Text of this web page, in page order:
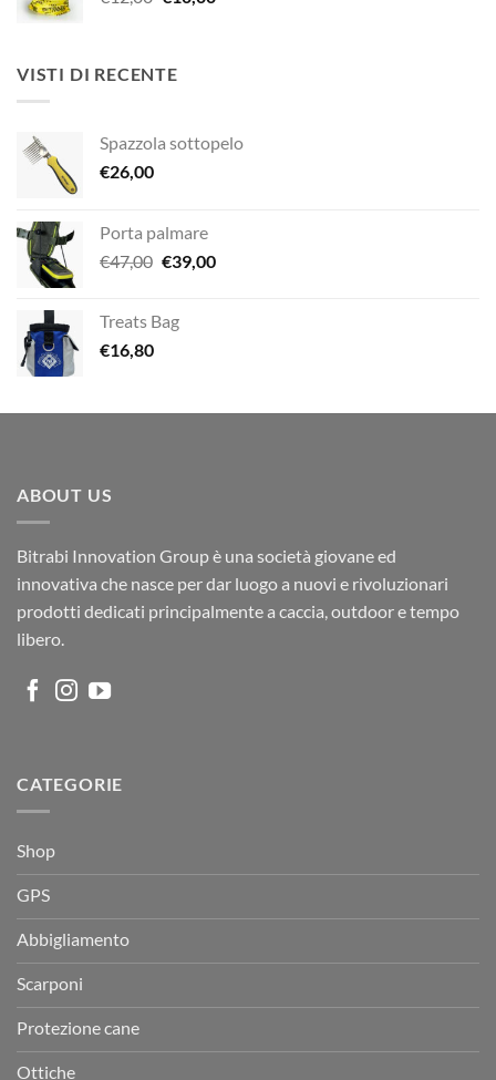
era:
VISTI DI RECENTE
Spazzola sottopelo
€26,00
Porta palmare
€47,00 Il
era:
€39,00Il
Treats Bag
€16,80
ABOUT US
Bitrabi Innovation Group è una società giovane ed
innovativa che nasce per dar luogo a nuovi e rivoluzionari
prodotti dedicati principalmente a caccia, outdoor e tempo
libero.
CATEGORIE
Shop
GPS
Abbigliamento
Scarponi
Protezione cane
Ottiche